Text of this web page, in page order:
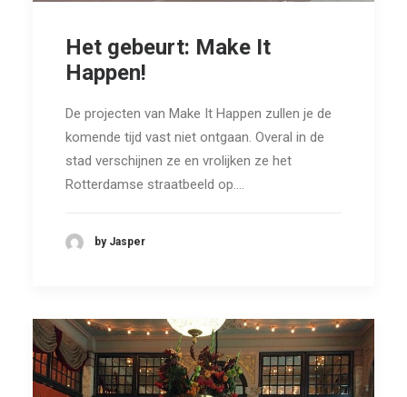
Het gebeurt: Make It
Happen!
De projecten van Make It Happen zullen je de
komende tijd vast niet ontgaan. Overal in de
stad verschijnen ze en vrolijken ze het
Rotterdamse straatbeeld op.…
by Jasper